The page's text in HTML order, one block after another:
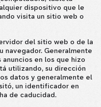
dispositivo que le
visita un sitio web o
del sitio web o de la
navegador. Generalmente
en los que hizo
utilizando, su dirección
datos y generalmente el
un identificador en
de caducidad.